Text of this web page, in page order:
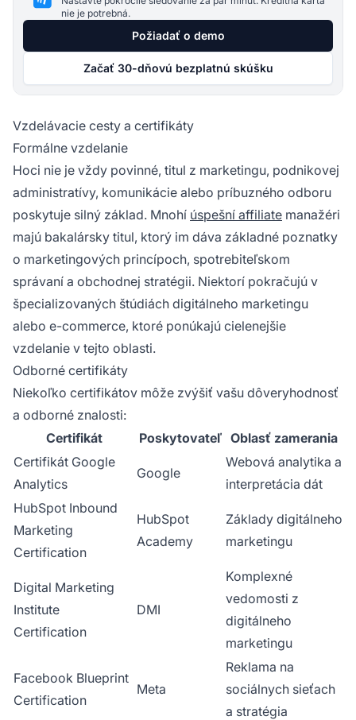
nie je potrebná.
Požiadať o demo
Začať 30-dňovú bezplatnú skúšku
Vzdelávacie cesty a certifikáty
Formálne vzdelanie
Hoci nie je vždy povinné, titul z marketingu, podnikovej
administratívy, komunikácie alebo príbuzného odboru
poskytuje silný základ. Mnohí úspešní affiliate manažéri
majú bakalársky titul, ktorý im dáva základné poznatky
o marketingových princípoch, spotrebiteľskom
správaní a obchodnej stratégii. Niektorí pokračujú v
špecializovaných štúdiách digitálneho marketingu
alebo e-commerce, ktoré ponúkajú cielenejšie
vzdelanie v tejto oblasti.
Odborné certifikáty
Niekoľko certifikátov môže zvýšiť vašu dôveryhodnosť
a odborné znalosti:
Certifikát
Poskytovateľ Oblasť zamerania
Certifikát Google
Analytics
Google
Webová analytika a
interpretácia dát
HubSpot Inbound
Marketing
Certification
HubSpot
Academy
Základy digitálneho
marketingu
Digital Marketing
Institute
Certification
DMI
Komplexné
vedomosti z
digitálneho
marketingu
Facebook Blueprint
Certification
Meta
Reklama na
sociálnych sieťach
a stratégia